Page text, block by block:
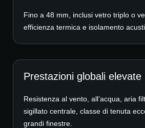
Fino a 48 mm, inclusi vetro triplo o
efficienza termica e isolamento
Prestazioni globali elevate
Resistenza al vento, all’acqua, aria
sigillato centrale, classe di tenuta
grandi finestre.